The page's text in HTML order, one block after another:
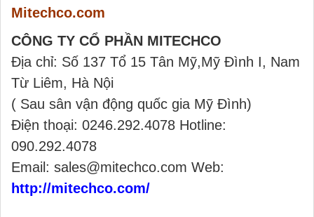
Mitechco.com
CÔNG TY CỔ PHẦN MITECHCO
Địa chỉ: Số 137 Tổ 15 Tân Mỹ,Mỹ Đình I, Nam
Từ Liêm, Hà Nội
( Sau sân vận động quốc gia Mỹ Đình)
Điện thoại: 0246.292.4078 Hotline:
090.292.4078
Email: sales@mitechco.com Web:
http://mitechco.com/